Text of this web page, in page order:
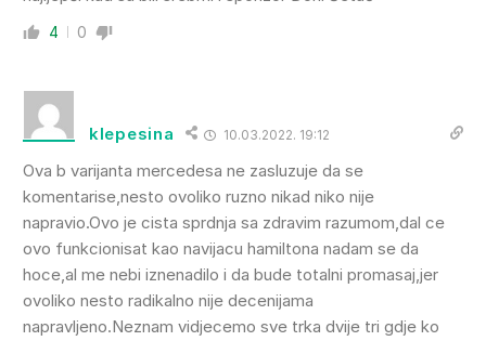
4 0
klepesina 10.03.2022. 19:12
Ova b varijanta mercedesa ne zasluzuje da se
komentarise,nesto ovoliko ruzno nikad niko nije
napravio.Ovo je cista sprdnja sa zdravim razumom,dal ce
ovo funkcionisat kao navijacu hamiltona nadam se da
hoce,al me nebi iznenadilo i da bude totalni promasaj,jer
ovoliko nesto radikalno nije decenijama
napravljeno.Neznam vidjecemo sve trka dvije tri gdje ko